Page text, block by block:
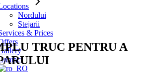
Nordului
Stejarii
& Prices
Contact
TRUC PENTRU A